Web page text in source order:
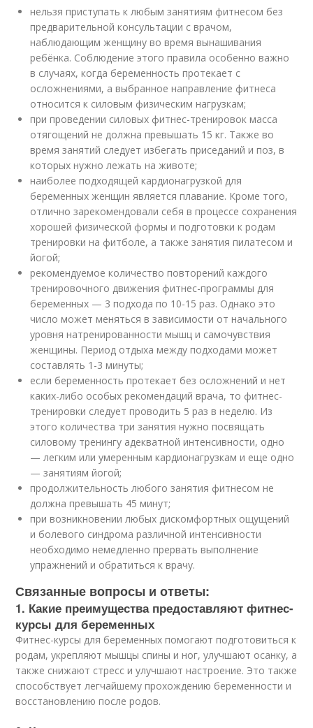
нельзя приступать к любым занятиям фитнесом без
предварительной консультации с врачом,
наблюдающим женщину во время вынашивания
ребёнка. Соблюдение этого правила особенно важно
в случаях, когда беременность протекает с
осложнениями, а выбранное направление фитнеса
относится к силовым физическим нагрузкам;
при проведении силовых фитнес-тренировок масса
отягощений не должна превышать 15 кг. Также во
время занятий следует избегать приседаний и поз, в
которых нужно лежать на животе;
наиболее подходящей кардионагрузкой для
беременных женщин является плавание. Кроме того,
отлично зарекомендовали себя в процессе сохранения
хорошей физической формы и подготовки к родам
тренировки на фитболе, а также занятия пилатесом и
йогой;
рекомендуемое количество повторений каждого
тренировочного движения фитнес-программы для
беременных — 3 подхода по 10-15 раз. Однако это
число может меняться в зависимости от начального
уровня натренированности мышц и самочувствия
женщины. Период отдыха между подходами может
составлять 1-3 минуты;
если беременность протекает без осложнений и нет
каких-либо особых рекомендаций врача, то фитнес-
тренировки следует проводить 5 раз в неделю. Из
этого количества три занятия нужно посвящать
силовому тренингу адекватной интенсивности, одно
— легким или умеренным кардионагрузкам и еще одно
— занятиям йогой;
продолжительность любого занятия фитнесом не
должна превышать 45 минут;
при возникновении любых дискомфортных ощущений
и болевого синдрома различной интенсивности
необходимо немедленно прервать выполнение
упражнений и обратиться к врачу.
Связанные вопросы и ответы:
1. Какие преимущества предоставляют фитнес-
курсы для беременных
Фитнес-курсы для беременных помогают подготовиться к
родам, укрепляют мышцы спины и ног, улучшают осанку, а
также снижают стресс и улучшают настроение. Это также
способствует легчайшему прохождению беременности и
восстановлению после родов.